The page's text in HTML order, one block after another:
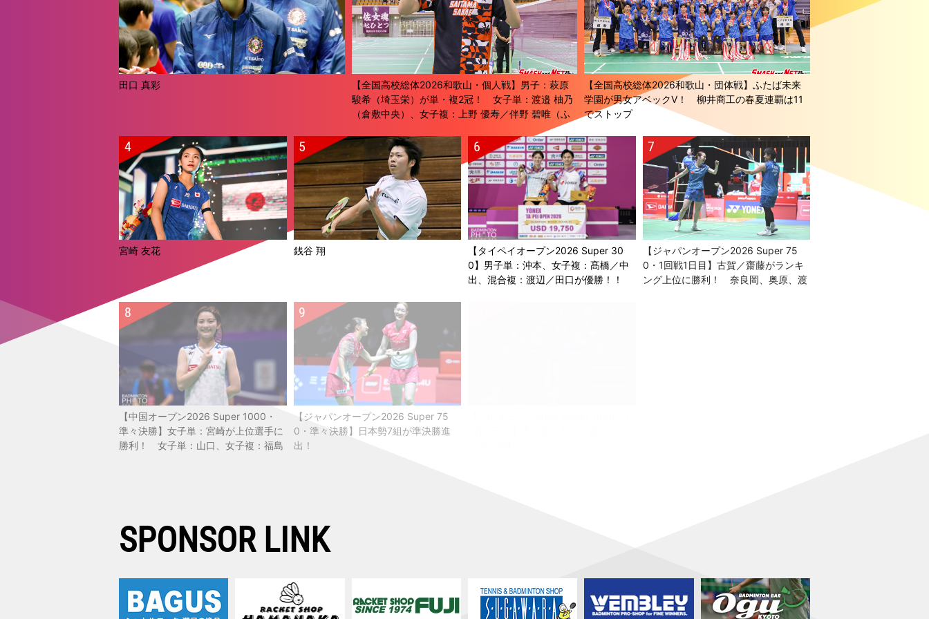
田口 真彩
【全国高校総体2026和歌山・個人戦】男子：萩原
駿希（埼玉栄）が単・複2冠！ 女子単：渡邉 柚乃
（倉敷中央）、女子複：上野 優寿／伴野 碧唯（ふ
【全国高校総体2026和歌山・団体戦】ふたば未来
学園が男女アベックV！ 柳井商工の春夏連覇は11
でストップ
宮崎 友花 銭谷 翔
【タイペイオープン2026 Super 30
0】男子単：沖本、女子複：髙橋／中
出、混合複：渡辺／田口が優勝！！
【ジャパンオープン2026 Super 75
0・1回戦1日目】古賀／齋藤がランキ
ング上位に勝利！ 奈良岡、奥原、渡
【中国オープン2026 Super 1000・
準々決勝】女子単：宮崎が上位選手に
勝利！ 女子単：山口、女子複：福島
【ジャパンオープン2026 Super 75
0・準々決勝】日本勢7組が準決勝進
出！
SPONSOR LINK